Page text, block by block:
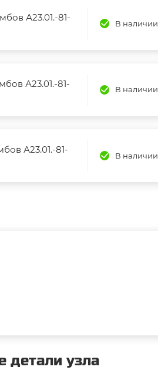
А23.01.-81-
В наличии
А23.01.-81-
В наличии
А23.01.-81-
В наличии
детали узла